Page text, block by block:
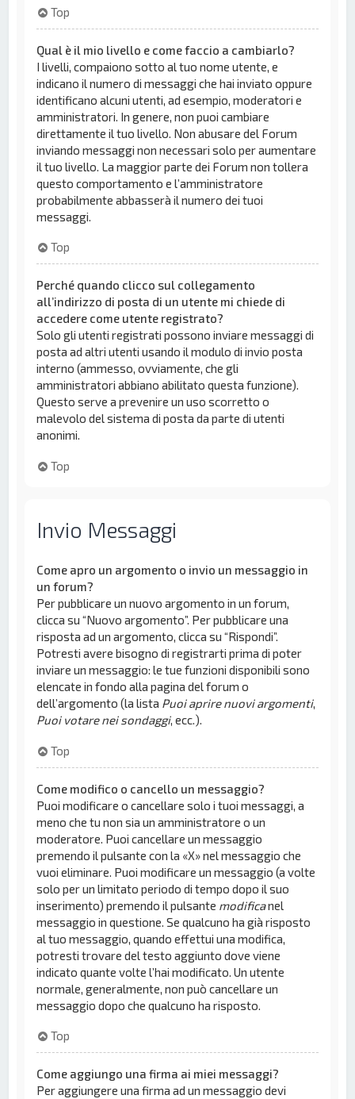
Top
Qual è il mio livello e come faccio a cambiarlo?
I livelli, compaiono sotto al tuo nome utente, e
indicano il numero di messaggi che hai inviato oppure
identificano alcuni utenti, ad esempio, moderatori e
amministratori. In genere, non puoi cambiare
direttamente il tuo livello. Non abusare del Forum
inviando messaggi non necessari solo per aumentare
il tuo livello. La maggior parte dei Forum non tollera
questo comportamento e l’amministratore
probabilmente abbasserà il numero dei tuoi
messaggi.
Top
Perché quando clicco sul collegamento
all’indirizzo di posta di un utente mi chiede di
accedere come utente registrato?
Solo gli utenti registrati possono inviare messaggi di
posta ad altri utenti usando il modulo di invio posta
interno (ammesso, ovviamente, che gli
amministratori abbiano abilitato questa funzione).
Questo serve a prevenire un uso scorretto o
malevolo del sistema di posta da parte di utenti
anonimi.
Top
Invio Messaggi
Come apro un argomento o invio un messaggio in
un forum?
Per pubblicare un nuovo argomento in un forum,
clicca su “Nuovo argomento”. Per pubblicare una
risposta ad un argomento, clicca su “Rispondi”.
Potresti avere bisogno di registrarti prima di poter
inviare un messaggio: le tue funzioni disponibili sono
elencate in fondo alla pagina del forum o
dell’argomento (la lista Puoi aprire nuovi argomenti,
Puoi votare nei sondaggi, ecc.).
Top
Come modifico o cancello un messaggio?
Puoi modificare o cancellare solo i tuoi messaggi, a
meno che tu non sia un amministratore o un
moderatore. Puoi cancellare un messaggio
premendo il pulsante con la «X» nel messaggio che
vuoi eliminare. Puoi modificare un messaggio (a volte
solo per un limitato periodo di tempo dopo il suo
inserimento) premendo il pulsante modificanel
messaggio in questione. Se qualcuno ha già risposto
al tuo messaggio, quando effettui una modifica,
potresti trovare del testo aggiunto dove viene
indicato quante volte l’hai modificato. Un utente
normale, generalmente, non può cancellare un
messaggio dopo che qualcuno ha risposto.
Top
Come aggiungo una firma ai miei messaggi?
Per aggiungere una firma ad un messaggio devi